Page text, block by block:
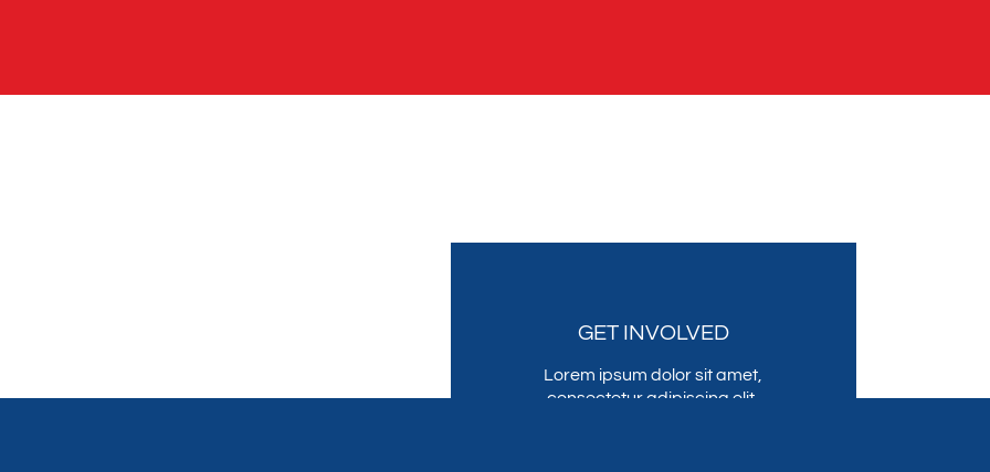
GET INVOLVED
Lorem ipsum dolor sit amet,
consectetur adipiscing elit,